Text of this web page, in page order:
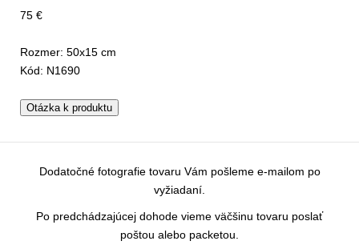
75 €
Rozmer: 50x15 cm
Kód: N1690
Otázka k produktu
Dodatočné fotografie tovaru Vám pošleme e-mailom po
vyžiadaní.
Po predchádzajúcej dohode vieme väčšinu tovaru poslať
poštou alebo packetou.